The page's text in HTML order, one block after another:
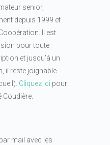
senior,
depuis 1999 et
Il est
pour toute
et jusqu’à un
il reste joignable
Cliquez ici pour
Coudière.
mail avec les